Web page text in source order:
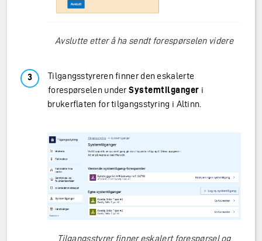
Avslutte etter å ha sendt forespørselen videre
Tilgangsstyreren finner den eskalerte
forespørselen underSystemtilganger i
brukerflaten for tilgangsstyring i Altinn.
Tilgangsstyrer finner eskalert forespørsel og